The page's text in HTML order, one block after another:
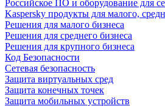
Российское ПО и оборудование для
Kaspersky продукты для малого,
Решения для малого бизнеса
Решения для среднего бизнеса
Решения для крупного бизнеса
Код Безопасности
Сетевая безопасность
Защита виртуальных сред
Защита конечных точек
Защита мобильных устройств